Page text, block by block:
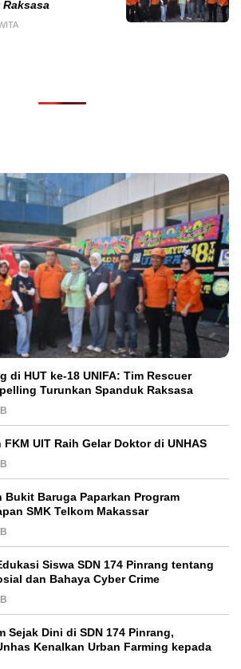
di HUT ke-18 UNIFA: Tim Rescuer
Turunkan Spanduk Raksasa
UIT Raih Gelar Doktor di UNHAS
Bukit Baruga Paparkan Program
SMK Telkom Makassar
Siswa SDN 174 Pinrang tentang
dan Bahaya Cyber Crime
Sejak Dini di SDN 174 Pinrang,
Kenalkan Urban Farming kepada